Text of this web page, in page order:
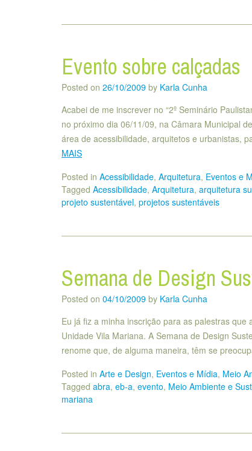
Evento sobre calçadas
Posted on 26/10/2009 by Karla Cunha
Acabei de me inscrever no “2º Seminário
no próximo dia 06/11/09, na Câmara Municipal
área de acessibilidade, arquitetos e urbanistas,
MAIS
Posted in Acessibilidade, Arquitetura, Eventos e
Tagged Acessibilidade, Arquitetura, arquitetura
projeto sustentável, projetos sustentáveis
Semana de Design
Posted on 04/10/2009 by Karla Cunha
Eu já fiz a minha inscrição para as palestras
Unidade Vila Mariana. A Semana de Design
renome que, de alguma maneira, têm se
Posted in Arte e Design, Eventos e Mídia, Meio
Tagged abra, eb-a, evento, Meio Ambiente e
mariana